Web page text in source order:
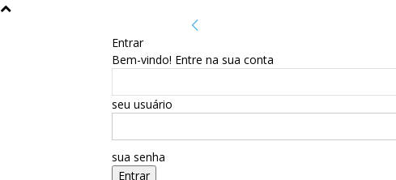
Entrar
Bem-vindo! Entre na sua conta
seu usuário
sua senha